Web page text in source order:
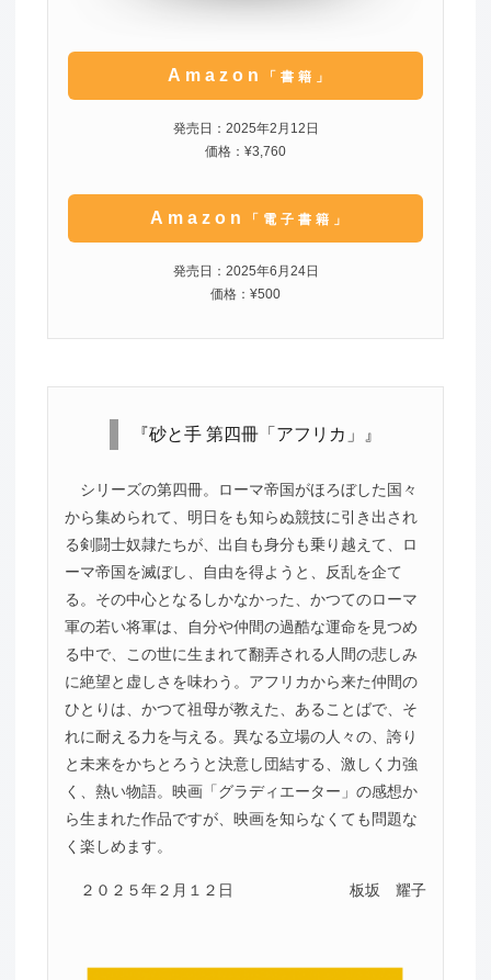
Amazon 「書籍」
発売日：2025年2月12日
価格：¥3,760
Amazon 「電子書籍」
発売日：2025年6月24日
価格：¥500
『砂と手 第四冊「アフリカ」』
シリーズの第四冊。ローマ帝国がほろぼした国々
から集められて、明日をも知らぬ競技に引き出され
る剣闘士奴隷たちが、出自も身分も乗り越えて、ロ
ーマ帝国を滅ぼし、自由を得ようと、反乱を企て
る。その中心となるしかなかった、かつてのローマ
軍の若い将軍は、自分や仲間の過酷な運命を見つめ
る中で、この世に生まれて翻弄される人間の悲しみ
に絶望と虚しさを味わう。アフリカから来た仲間の
ひとりは、かつて祖母が教えた、あることばで、そ
れに耐える力を与える。異なる立場の人々の、誇り
と未来をかちとろうと決意し団結する、激しく力強
く、熱い物語。映画「グラディエーター」の感想か
ら生まれた作品ですが、映画を知らなくても問題な
く楽しめます。
２０２５年２月１２日 板坂 耀子